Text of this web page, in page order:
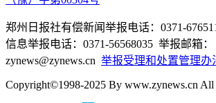
郑州日报社有偿新闻举报电话：0371-
信息举报电话：0371-56568035 举报邮箱：
zynews@zynews.cn 举报受理和处置管理办
Copyright©1998-2025 By www.zynews.cn All